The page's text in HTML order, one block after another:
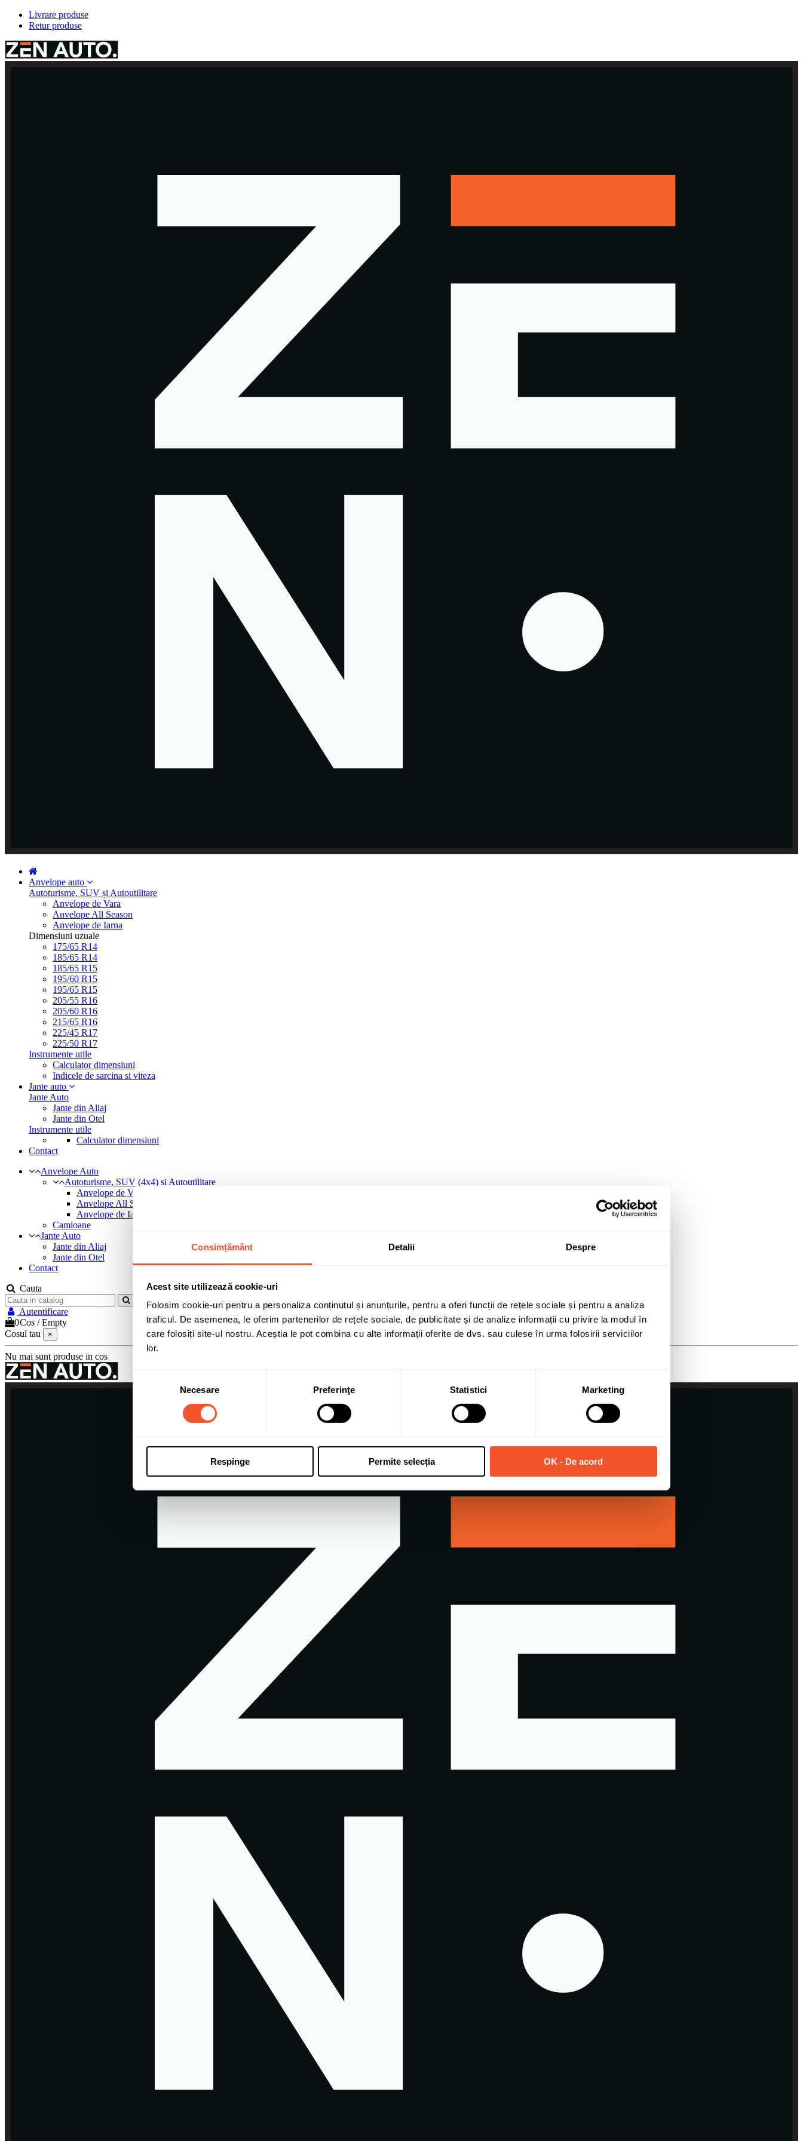
Consimțământ Detalii Despre
Acest site utilizează cookie-uri
Folosim cookie-uri pentru a personaliza conținutul și anunțurile, pentru a oferi funcții de rețele sociale și pentru a analiza
traficul. De asemenea, le oferim partenerilor de rețele sociale, de publicitate și de analize informații cu privire la modul în
care folosiți site-ul nostru. Aceștia le pot combina cu alte informații oferite de dvs. sau culese în urma folosirii serviciilor
lor.
consimțământului
Necesare Preferinţe Statistici Marketing
Respinge Permite selecția OK - De acord
Livrare produse
Retur produse
Anvelope auto
Autoturisme, SUV și Autoutilitare
Anvelope de Vara
Anvelope All Season
Anvelope de Iarna
Dimensiuni uzuale
175/65 R14
185/65 R14
185/65 R15
195/60 R15
195/65 R15
205/55 R16
205/60 R16
215/65 R16
225/45 R17
225/50 R17
Instrumente utile
Calculator dimensiuni
Indicele de sarcina si viteza
Jante auto
Jante Auto
Jante din Aliaj
Jante din Otel
Instrumente utile
Calculator dimensiuni
Contact
Anvelope Auto
Autoturisme, SUV (4x4) si Autoutilitare
Anvelope de Vara
Anvelope All Season
Anvelope de Iarna
Camioane
Jante Auto
Jante din Aliaj
Jante din Otel
Contact
Cauta
Autentificare
0Cos /Empty
Cosul tau
×
Nu mai sunt produse in cos